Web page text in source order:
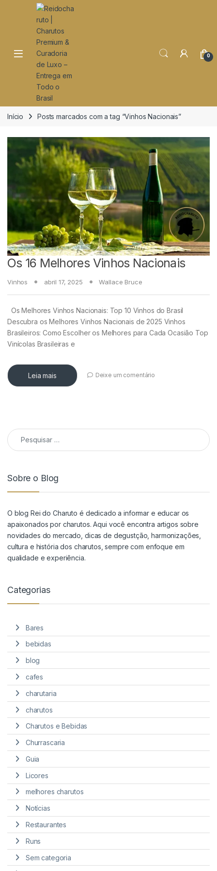
Open 0
Início Posts marcados com a tag “Vinhos Nacionais”
Os 16 Melhores Vinhos Nacionais
Vinhos abril 17, 2025 Wallace Bruce
Os Melhores Vinhos Nacionais: Top 10 Vinhos do Brasil
Descubra os Melhores Vinhos Nacionais de 2025 Vinhos
Brasileiros: Como Escolher os Melhores para Cada Ocasião Top
Vinícolas Brasileiras e
Leia mais Deixe um comentário
Pesquisar por:
Sobre o Blog
O blog Rei do Charuto é dedicado a informar e educar os
apaixonados por charutos. Aqui você encontra artigos sobre
novidades do mercado, dicas de degustção, harmonizações,
cultura e história dos charutos, sempre com enfoque em
qualidade e experiência.
Categorias
Bares
bebidas
blog
cafes
charutaria
charutos
Charutos e Bebidas
Churrascaria
Guia
Licores
melhores charutos
Notícias
Restaurantes
Runs
Sem categoria